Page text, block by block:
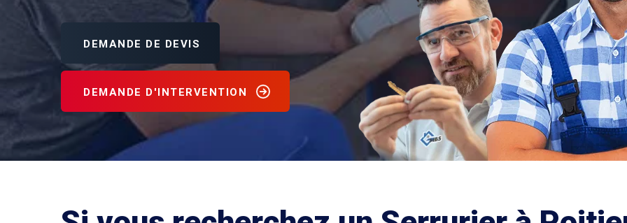
DEMANDE DE DEVIS
DEMANDE D'INTERVENTION